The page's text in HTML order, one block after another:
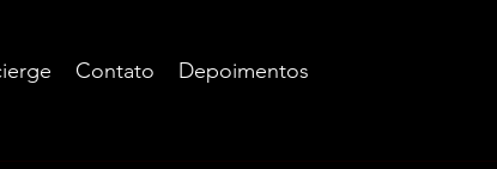
Contato Depoimentos